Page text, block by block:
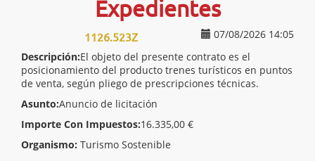
Expedientes
07/08/2026 14:05
1126.523Z
Descripción:El objeto del presente contrato es el
posicionamiento del producto trenes turísticos en puntos
de venta, según pliego de prescripciones técnicas.
Asunto:Anuncio de licitación
Importe Con Impuestos:16.335,00 €
Organismo: Turismo Sostenible